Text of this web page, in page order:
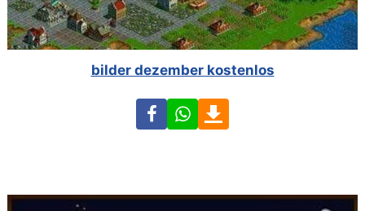
bilder dezember kostenlos
FacebookWhatsApp